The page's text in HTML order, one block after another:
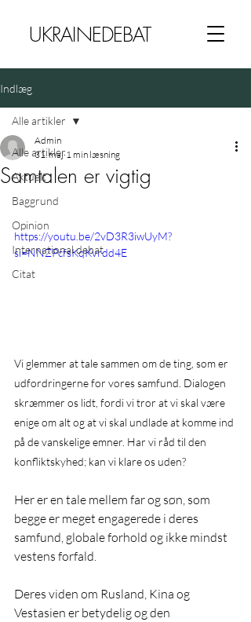
UKRAINEDEBAT
Indlæg
Alle artikler
Aktuelt
Baggrund
Opinion
International debat
Citat
Alle artikler
Samtalen er vigtig
Admin
31. maj 1 min læsning
https://youtu.be/2vD3R3iwUyM?
si=NNZPcfsKqKvrdd4E
Vi glemmer at tale sammen om de ting, som er
udfordringerne for vores samfund. Dialogen
skræmmer os lidt, fordi vi tror at vi skal være
enige om alt og at vi skal undlade at komme ind
på de vanskelige emner. Har vi råd til den
konfliktskyhed; kan vi klare os uden?
Her er en tale mellem far og søn, som
begge er meget engagerede i deres
samfund, globale forhold og ikke mindst
vestens forfald.
Deres viden om Rusland, Kina og
Vestasien er betydelig og den